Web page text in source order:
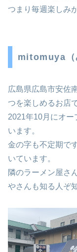
つまり毎週楽しみ
mitomuya（
広島県広島市安佐
つを楽しめるお店
2021年10月にオー
います。
金の字も不定期で
いています。
隣のラーメン屋さ
やさんも知る人ぞ